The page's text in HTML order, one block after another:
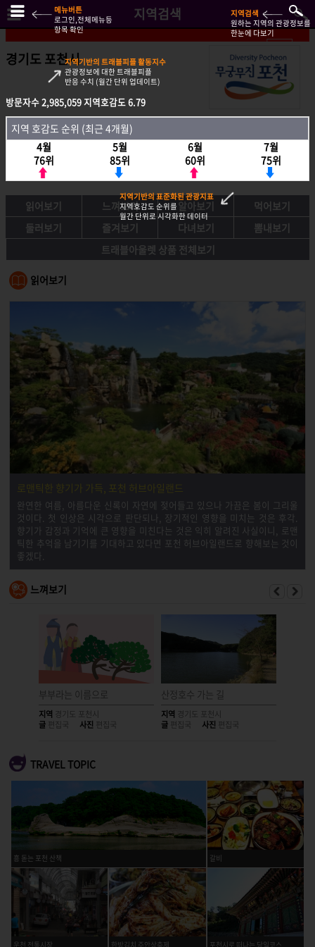
지역검색
경기도 포천시
방문자수2,985,059지역호감도 6.79
지역호감도 순위 (최근 4개월)
4월
76위
5월
85위
6월
60위
7월
75위
읽어보기 느껴보기 알아보기
먹어보기
둘러보기
즐겨보기 다녀보기
뽐내보기
트래블아울렛 상품 전체보기
읽어보기
로맨틱한 향기가 가득, 포천 허브아일랜드
완연한 여름, 아름다운 신록이 자연에 젖어들고 있으나 가끔은 봄이 그리울
것이다. 첫 인상은 시각으로 판단되나, 장기적인 영향을 미치는 것은 후각.
향기가 감정과 기억에 큰 영향을 미친다는 것은 익히 알려진 사실이니, 로맨
틱한 추억을 남기기를 기대하고 있다면 포천 허브아일랜드로 향해보는 것이
좋겠다.
느껴보기
부부라는 이름으로
지역 경기도 포천시
글 편집국 사진 편집국
산정호수 가는 길
지역 경기도 포천시
글 편집국 사진 편집국
TRAVEL TOPIC
갈비
흥 돋는 포천 산책
방문자수2,985,059지역호감도 6.79
지역 호감도 순위 (최근 4개월)
4월
76위
5월
85위
6월
60위
7월
75위
메뉴버튼
로그인,전체메뉴등
항목 확인
지역검색
원하는 지역의 관광정보를
한눈에 다보기
지역기반의 트래블피플 활동지수
관광정보에 대한 트래블피플
반응 수치 (월간 단위 업데이트)
지역기반의 표준화된 관광지표
지역호감도 순위를
월간 단위로 시각화한 데이터